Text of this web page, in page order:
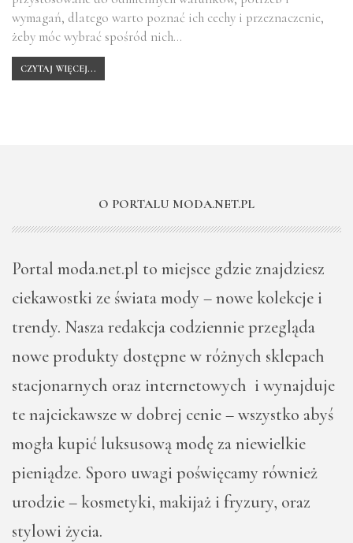
wymagań, dlatego warto poznać ich cechy i przeznaczenie,
żeby móc wybrać spośród nich…
CZYTAJ WIĘCEJ...
O PORTALU MODA.NET.PL
Portal moda.net.pl to miejsce gdzie znajdziesz
ciekawostki ze świata mody – nowe kolekcje i
trendy. Nasza redakcja codziennie przegląda
nowe produkty dostępne w różnych sklepach
stacjonarnych oraz internetowych i wynajduje
te najciekawsze w dobrej cenie – wszystko abyś
mogła kupić luksusową modę za niewielkie
pieniądze. Sporo uwagi poświęcamy również
urodzie – kosmetyki, makijaż i fryzury, oraz
stylowi życia.